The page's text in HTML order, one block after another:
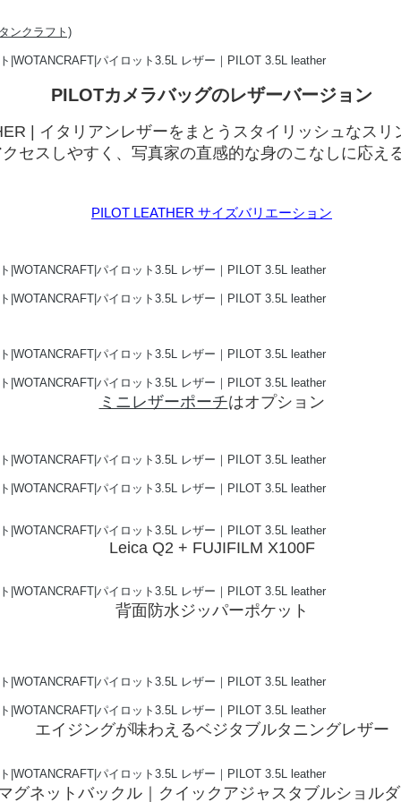
PILOTカメラバッグのレザーバージョン
| イタリアンレザーをまとうスタイリッシュなスリ
セスしやすく、写真家の直感的な身のこなしに応え
PILOT LEATHER サイズバリエーション
ミニレザーポーチはオプション
Leica Q2 + FUJIFILM X100F
背面防水ジッパーポケット
エイジングが味わえるベジタブルタニングレザー
グネットバックル｜クイックアジャスタブルショル